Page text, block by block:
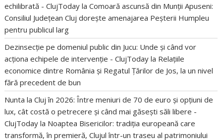
echilibrată - ClujToday laComoară ascunsă din Munții Apuseni:
Consiliul Județean Cluj dorește amenajarea Peșterii Humpleu
pentru publicul larg
Dezinsecție pe domeniul public din Jucu: Unde și când vor
acționa echipele de intervenție - ClujToday la Relațiile
economice dintre România și Regatul Țărilor de Jos, la un nivel
fără precedent de bun
Nunta la Cluj în 2026: Între meniuri de 70 de euro și opțiuni de
lux, cât costă o petrecere și când mai găsești săli libere -
ClujToday la Noaptea Bisericilor: tradiția europeană care
transformă, în premieră, Clujul într-un traseu al patrimoniului